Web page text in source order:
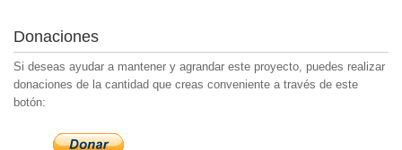
Donaciones
Si deseas ayudar a mantener y agrandar este proyecto, puedes realizar
donaciones de la cantidad que creas conveniente a través de este
botón: